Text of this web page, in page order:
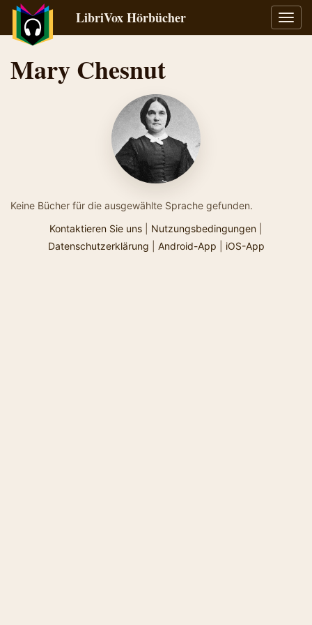
LibriVox Hörbücher
Mary Chesnut
Keine Bücher für die ausgewählte Sprache gefunden.
Kontaktieren Sie uns
Nutzungsbedingungen
Datenschutzerklärung
Android-App iOS-App